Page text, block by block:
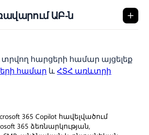
ԱԲ-ն
հարցերի համար այցելեք
համար ևՀՏՀ առևտրի
365 Copilot հավելվածում
365 ձեռնարկության,